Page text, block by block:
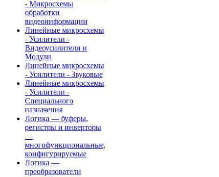
- Микросхемы
обработки
видеоинформации
Линейные микросхемы
- Усилители -
Видеоусилители и
Модули
Линейные микросхемы
- Усилители - Звуковые
Линейные микросхемы
- Усилители -
Специального
назначения
Логика — буферы,
регистры и инверторы
—
многофункциональные,
конфигурируемые
Логика —
преобразователи